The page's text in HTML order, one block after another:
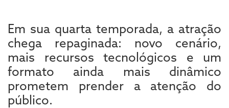
Em sua quarta temporada, a atração
chega repaginada: novo cenário,
mais recursos tecnológicos e um
formato ainda mais dinâmico
prometem prender a atenção do
público.